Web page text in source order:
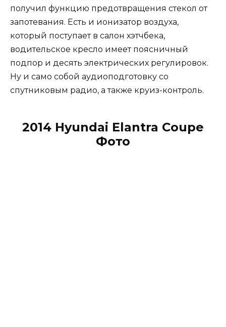
получил функцию предотвращения стекол от
запотевания. Есть и ионизатор воздуха,
который поступает в салон хэтчбека,
водительское кресло имеет поясничный
подпор и десять электрических регулировок.
Ну и само собой аудиоподготовку со
спутниковым радио, а также круиз-контроль.
2014 Hyundai Elantra Coupe
Фото